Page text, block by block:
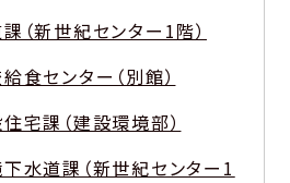
（新世紀センター1階）
食センター（別館）
宅課（建設環境部）
水道課（新世紀センター1